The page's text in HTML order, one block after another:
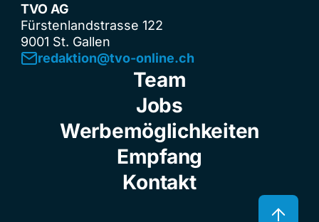
TVO AG
Fürstenlandstrasse 122
9001 St. Gallen
redaktion@tvo-online.ch
Team
Jobs
Werbemöglichkeiten
Empfang
Kontakt